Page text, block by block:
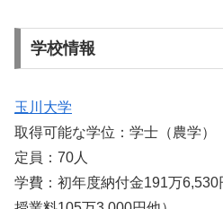
学校情報
玉川大学
取得可能な学位：学士（農学）
定員：70人
学費：初年度納付金191万